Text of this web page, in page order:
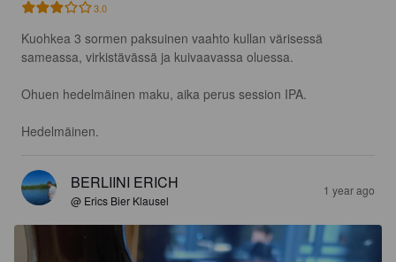
3.0
Kuohkea 3 sormen paksuinen vaahto kullan värisessä
sameassa, virkistävässä ja kuivaavassa oluessa.
Ohuen hedelmäinen maku, aika perus session IPA.
Hedelmäinen.
BERLIINI ERICH
@ Erics Bier Klausel
1 year ago